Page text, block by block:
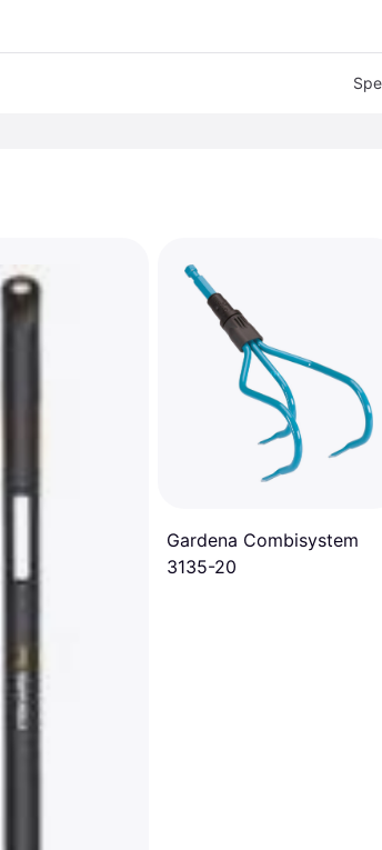
Gardena Combisystem
3135-20